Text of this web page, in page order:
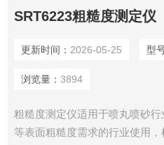
SRT6223粗糙度测定仪
更新时间： 2026-05-25 型
浏览量： 3894
粗糙度测定仪适用于喷丸喷砂
等表面粗糙度需求的行业使用